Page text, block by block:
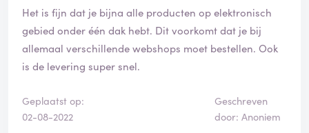
Het is fijn dat je bijna alle producten op elektronisch
gebied onder één dak hebt. Dit voorkomt dat je bij
allemaal verschillende webshops moet bestellen. Ook
is de levering super snel.
Geplaatst op:
02-08-2022
Geschreven
door: Anoniem